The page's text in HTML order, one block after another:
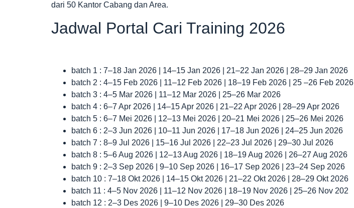
dari 50 Kantor Cabang dan Area.
Jadwal Portal Cari Training 2026
batch 1 : 7–18 Jan 2026 | 14–15 Jan 2026 | 21–22 Jan 2026 | 28–29 Jan 2026
batch 2 : 4–15 Feb 2026 | 11–12 Feb 2026 | 18–19 Feb 2026 | 25 –26 Feb 2026
batch 3 : 4–5 Mar 2026 | 11–12 Mar 2026 | 25–26 Mar 2026
batch 4 : 6–7 Apr 2026 | 14–15 Apr 2026 | 21–22 Apr 2026 | 28–29 Apr 2026
batch 5 : 6–7 Mei 2026 | 12–13 Mei 2026 | 20–21 Mei 2026 | 25–26 Mei 2026
batch 6 : 2–3 Jun 2026 | 10–11 Jun 2026 | 17–18 Jun 2026 | 24–25 Jun 2026
batch 7 : 8–9 Jul 2026 | 15–16 Jul 2026 | 22–23 Jul 2026 | 29–30 Jul 2026
batch 8 : 5–6 Aug 2026 | 12–13 Aug 2026 | 18–19 Aug 2026 | 26–27 Aug 2026
batch 9 : 2–3 Sep 2026 | 9–10 Sep 2026 | 16–17 Sep 2026 | 23–24 Sep 2026
batch 10 : 7–18 Okt 2026 | 14–15 Okt 2026 | 21–22 Okt 2026 | 28–29 Okt 2026
batch 11 : 4–5 Nov 2026 | 11–12 Nov 2026 | 18–19 Nov 2026 | 25–26 Nov 202
batch 12 : 2–3 Des 2026 | 9–10 Des 2026 | 29–30 Des 2026